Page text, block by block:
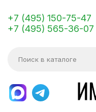
+7 (495) 150-75-47
+7 (495) 565-36-07